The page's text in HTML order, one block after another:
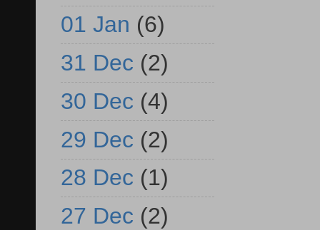
01 Jan (6)
31 Dec (2)
30 Dec (4)
29 Dec (2)
28 Dec (1)
27 Dec (2)